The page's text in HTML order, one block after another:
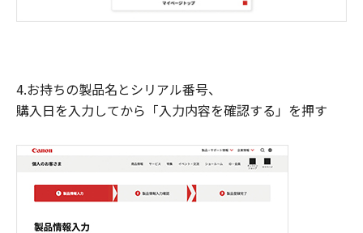
4.お持ちの製品名とシリアル番号、
購入日を入力してから「入力内容を確認する」を押す